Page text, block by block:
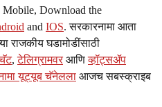
Download the
and IOS. सरकारनामा आता
राजकीय घडामोडींसाठी
,टेलिग्रामवर आणिव्हॉट्सॲप
यूट्यूब चॅनेलला आजच सबस्क्राइब